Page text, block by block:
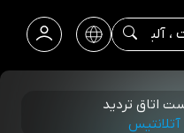
اتاق تردید